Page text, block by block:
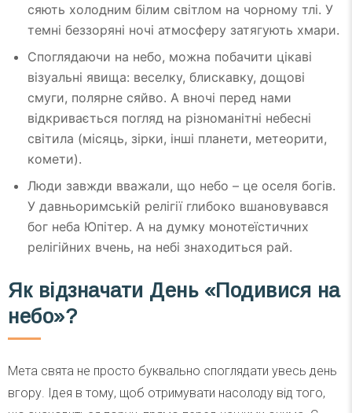
сяють холодним білим світлом на чорному тлі. У
темні беззоряні ночі атмосферу затягують хмари.
Споглядаючи на небо, можна побачити цікаві
візуальні явища: веселку, блискавку, дощові
смуги, полярне сяйво. А вночі перед нами
відкривається погляд на різноманітні небесні
світила (місяць, зірки, інші планети, метеорити,
комети).
Люди завжди вважали, що небо – це оселя богів.
У давньоримській релігії глибоко вшановувався
бог неба Юпітер. А на думку монотеїстичних
релігійних вчень, на небі знаходиться рай.
Як відзначати День «Подивися на
небо»?
Мета свята не просто буквально споглядати увесь день
вгору. Ідея в тому, щоб отримувати насолоду від того,